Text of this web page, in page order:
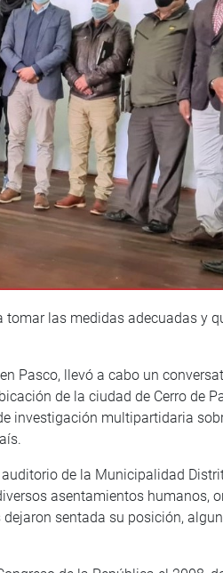
tomar las medidas adecuadas y
Pasco, llevó a cabo un
de la ciudad de Cerro de
investigación multipartidaria
de la Municipalidad
asentamientos humanos,
sentada su posición,